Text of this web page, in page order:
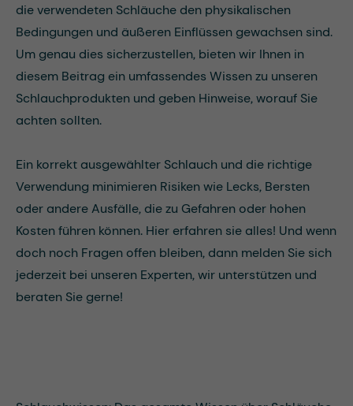
die verwendeten Schläuche den physikalischen
Bedingungen und äußeren Einflüssen gewachsen sind.
Um genau dies sicherzustellen, bieten wir Ihnen in
diesem Beitrag ein umfassendes Wissen zu unseren
Schlauchprodukten und geben Hinweise, worauf Sie
achten sollten.
Ein korrekt ausgewählter Schlauch und die richtige
Verwendung minimieren Risiken wie Lecks, Bersten
oder andere Ausfälle, die zu Gefahren oder hohen
Kosten führen können. Hier erfahren sie alles! Und wenn
doch noch Fragen offen bleiben, dann melden Sie sich
jederzeit bei unseren Experten, wir unterstützen und
beraten Sie gerne!